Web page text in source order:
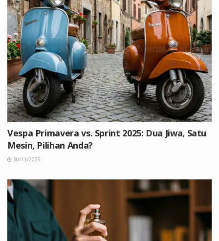
Vespa Primavera vs. Sprint 2025: Dua Jiwa, Satu
Mesin, Pilihan Anda?
30/11/2025